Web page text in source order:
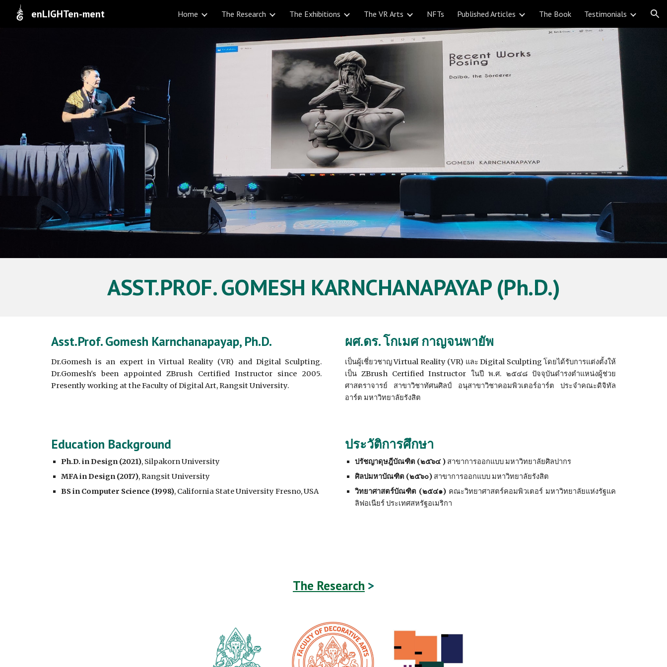
Skip to main content Skip to navigation
enLIGHTen-ment Home The Research The Exhibitions The VR Arts NFTs Published Articles The Book Testimonials
ASST.PROF. GOMESH KARNCHANAPAYAP (Ph.D.)
Asst.Prof. Gomesh Karnchanapayap, Ph.D.
Dr.Gomesh is an expert in Virtual Reality (VR) and Digital Sculpting.
Dr.Gomesh's been appointed ZBrush Certified Instructor since 2005.
Presently working at the Faculty of Digital Art, Rangsit University.
ผศ.ดร. โกเมศ กาญจนพายัพ
เป็นผู้เชี่ยวชาญ Virtual Reality (VR) และ Digital Sculpting โดยได้รับการแต่งตั้งให้
เป็น ZBrush Certified Instructor ในปี พ.ศ. ๒๕๔๘ ปัจจุบันดำรงตำแหน่งผู้ช่วย
ศาสตราจารย์ สาขาวิชาทัศนศิลป์ อนุสาขาวิชาคอมพิวเตอร์อาร์ต ประจำคณะดิจิทัล
อาร์ต มหาวิทยาลัยรังสิต
Education Background
Ph.D. in Design (2021), Silpakorn University
MFA in Design (2017), Rangsit University
BS in Computer Science (1998), California State University Fresno, USA
ประวัติการศึกษา
ปรัชญาดุษฎีบัณฑิต (๒๕๖๔ )สาขาการออกแบบ มหาวิทยาลัยศิลปากร
ศิลปมหาบัณฑิต (๒๕๖๐)สาขาการออกแบบ มหาวิทยาลัยรังสิต
วิทยาศาสตร์บัณฑิต (๒๕๔๑)คณะวิทยาศาสตร์คอมพิวเตอร์ มหาวิทยาลัยแห่งรัฐแค
ลิฟอเนียร์ ประเทศสหรัฐอเมริกา
The Research >